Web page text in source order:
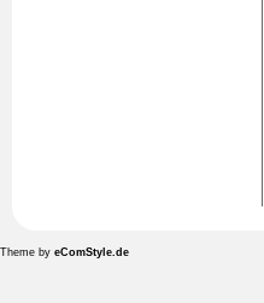
Theme by eComStyle.de